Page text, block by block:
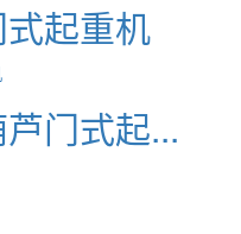
起重机
门式起...